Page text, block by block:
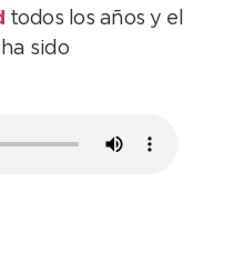
todos los años y el
sido